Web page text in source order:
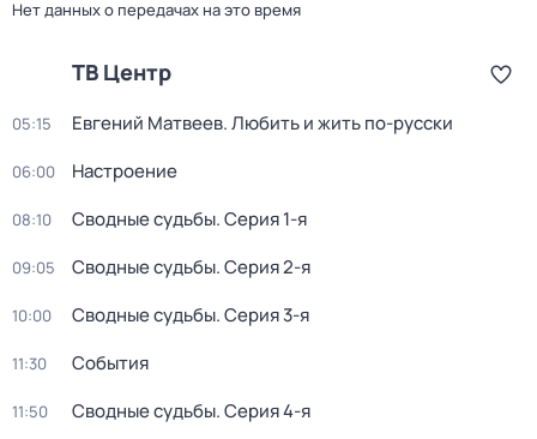
Нет данных о передачах на это время
ТВ Центр
05:15 Евгений Матвеев. Любить и жить по-русски
06:00 Настроение
08:10 Сводные судьбы. Серия 1-я
09:05 Сводные судьбы. Серия 2-я
10:00 Сводные судьбы. Серия 3-я
11:30 События
11:50 Сводные судьбы. Серия 4-я